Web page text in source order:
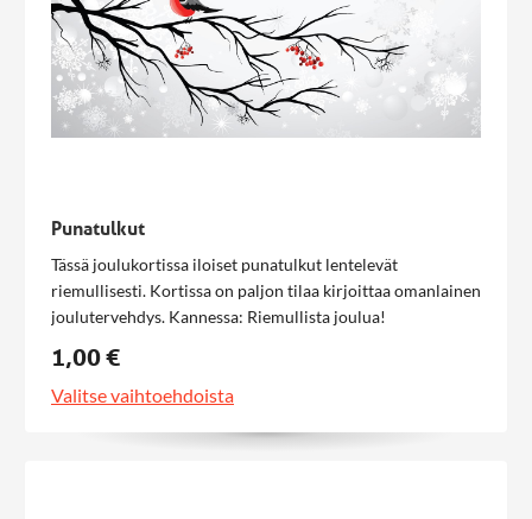
Punatulkut
Tässä joulukortissa iloiset punatulkut lentelevät
riemullisesti. Kortissa on paljon tilaa kirjoittaa omanlainen
joulutervehdys. Kannessa: Riemullista joulua!
1,00 €
Valitse vaihtoehdoista